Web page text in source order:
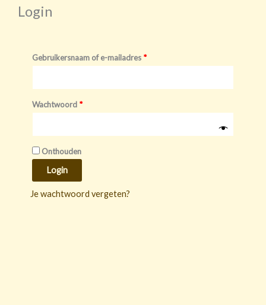
Login
Gebruikersnaam of e-mailadres *
Wachtwoord *
Onthouden
Login
Je wachtwoord vergeten?